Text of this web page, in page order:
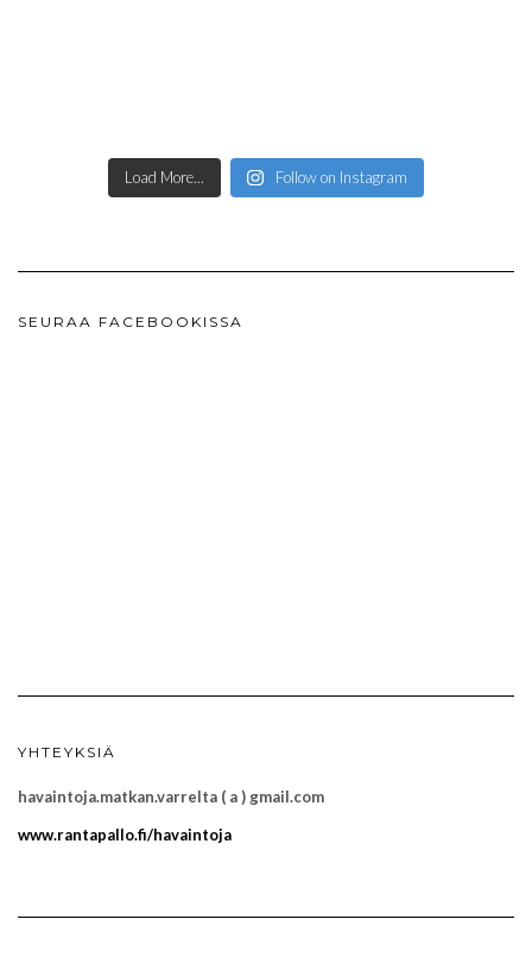
Load More... Follow on Instagram
SEURAA FACEBOOKISSA
YHTEYKSIÄ
havaintoja.matkan.varrelta ( a ) gmail.com
www.rantapallo.fi/havaintoja